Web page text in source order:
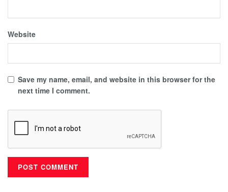
Website
Save my name, email, and website in this browser for the
next time I comment.